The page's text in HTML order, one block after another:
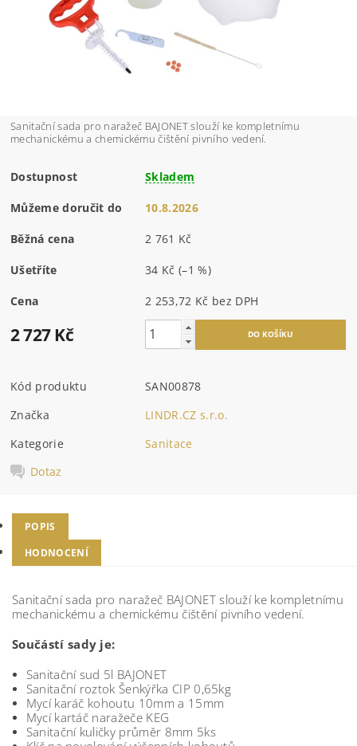
Sanitační sada pro naražeč BAJONET slouží ke kompletnímu
mechanickému a chemickému čištění pivního vedení.
Dostupnost Skladem
Můžeme doručit do 10.8.2026
Běžná cena 2 761 Kč
Ušetříte 34 Kč(–1 %)
Cena 2 253,72 Kč bez DPH
2 727 Kč
Kód produktu
SAN00878
Značka
LINDR.CZ s.r.o.
Kategorie
Sanitace
Dotaz
POPIS
HODNOCENÍ
Sanitační sada pro naražeč BAJONET slouží ke kompletnímu
mechanickému a chemickému čištění pivního vedení.
Součástí sady je:
Sanitační sud 5l BAJONET
Sanitační roztok Šenkýřka CIP 0,65kg
Mycí karáč kohoutu 10mm a 15mm
Mycí kartáč naražeče KEG
Sanitační kuličky průměr 8mm 5ks